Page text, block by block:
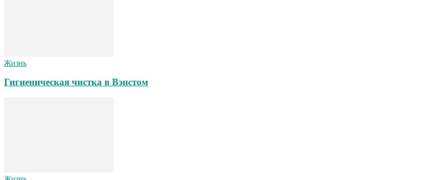
Жизнь
Гигиеническая чистка в Вэнстом